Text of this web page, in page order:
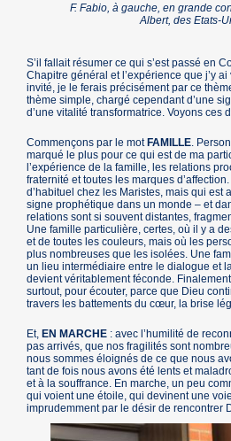
F. Fabio, à gauche, en grande
Albert, des Etats-
S’il fallait résumer ce qui s’est passé en
Chapitre général et l’expérience que j’y
invité, je le ferais précisément par ce
thème simple, chargé cependant d’une
d’une vitalité transformatrice. Voyons ces
Commençons par le motFAMILLE .
marqué le plus pour ce qui est de ma
l’expérience de la famille, les relations
fraternité et toutes les marques
d’habituel chez les Maristes, mais qui est
signe prophétique dans un monde – et
relations sont si souvent distantes,
Une famille particulière, certes, où il y a
et de toutes les couleurs, mais où les
plus nombreuses que les isolées. Une
un lieu intermédiaire entre le dialogue et
devient véritablement féconde.
surtout, pour écouter, parce que Dieu
travers les battements du cœur, la brise
Et,EN MARCHE : avec l’humilité de
pas arrivés, que nos fragilités sont
nous sommes éloignés de ce que nous
tant de fois nous avons été lents et
et à la souffrance. En marche, un peu
qui voient une étoile, qui devinent une
imprudemment par le désir de rencontrer